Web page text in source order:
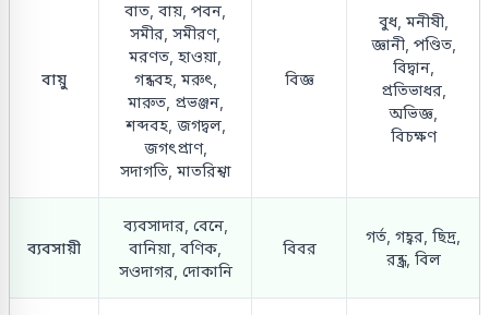
বায়ু
বাত, বায়, পবন,
সমীর, সমীরণ,
মরণত, হাওয়া,
গন্ধবহ, মরুৎ,
মারুত, প্রভঞ্জন,
শব্দবহ, জগদ্বল,
জগৎপ্রাণ,
সদাগতি, মাতরিশ্বা
বিজ্ঞ
বুধ, মনীষী,
জ্ঞানী, পণ্ডিত,
বিদ্বান,
প্রতিভাধর,
অভিজ্ঞ,
বিচক্ষণ
ব্যবসায়ী
ব্যবসাদার, বেনে,
বানিয়া, বণিক,
সওদাগর, দোকানি
বিবর
গর্ত, গহ্বর, ছিদ্র,
রন্ধ্র, বিল